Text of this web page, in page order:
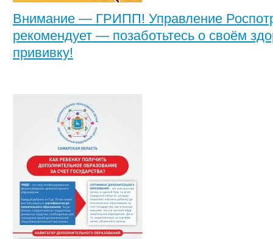
Внимание — ГРИПП! Управление
рекомендует — позаботьтесь о своём
прививку!